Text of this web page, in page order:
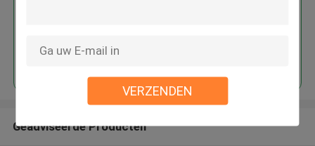
VERZENDEN
Geadviseerde Producten